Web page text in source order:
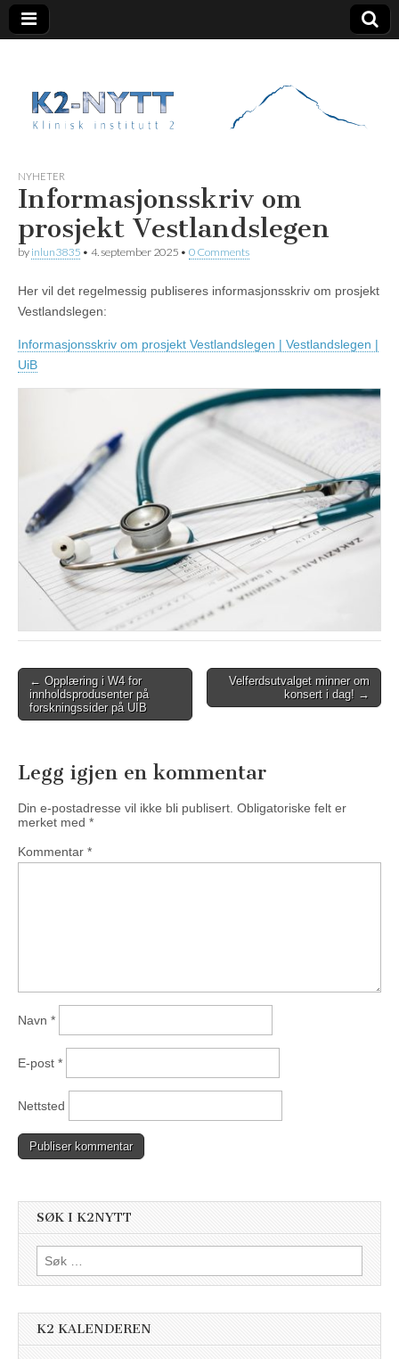
K2 Nytt
NYHETER
Informasjonsskriv om
prosjekt Vestlandslegen
by inlun3835 • 4. september 2025 • 0 Comments
Her vil det regelmessig publiseres informasjonsskriv om prosjekt
Vestlandslegen:
Informasjonsskriv om prosjekt Vestlandslegen | Vestlandslegen |
UiB
Post
navigation
← Opplæring i W4 for
innholdsprodusenter på
forskningssider på UIB
Velferdsutvalget minner om
konsert i dag! →
Legg igjen en kommentar
Din e-postadresse vil ikke bli publisert. Obligatoriske felt er
merket med *
Kommentar *
Navn *
E-post *
Nettsted
SØK I K2NYTT
Søk
etter:
K2 KALENDEREN